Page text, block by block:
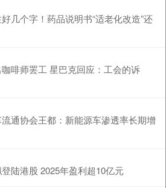
几个字！药品说明书“适老化改造”还
啡师罢工 星巴克回应：工会的诉
通协会王都：新能源车渗透率长期增
陆港股 2025年盈利超10亿元